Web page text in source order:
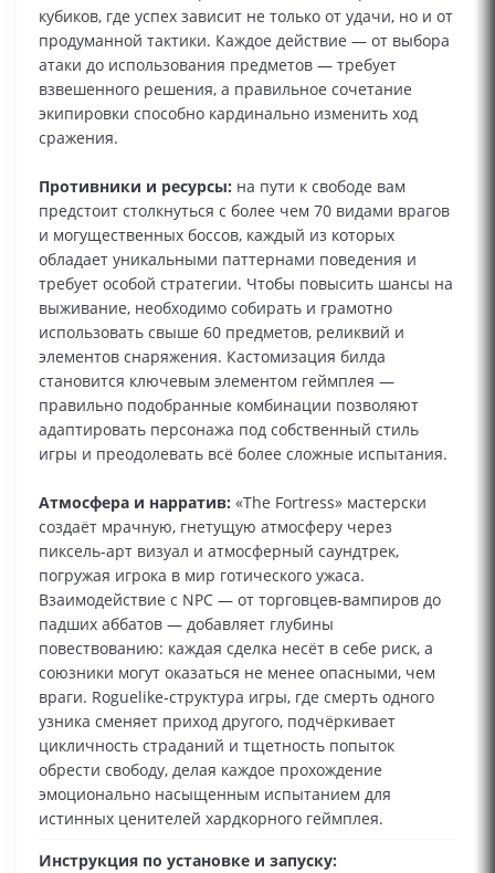
кубиков, где успех зависит не только от удачи, но и от
продуманной тактики. Каждое действие — от выбора
атаки до использования предметов — требует
взвешенного решения, а правильное сочетание
экипировки способно кардинально изменить ход
сражения.
Противники и ресурсы: на пути к свободе вам
предстоит столкнуться с более чем 70 видами врагов
и могущественных боссов, каждый из которых
обладает уникальными паттернами поведения и
требует особой стратегии. Чтобы повысить шансы на
выживание, необходимо собирать и грамотно
использовать свыше 60 предметов, реликвий и
элементов снаряжения. Кастомизация билда
становится ключевым элементом геймплея —
правильно подобранные комбинации позволяют
адаптировать персонажа под собственный стиль
игры и преодолевать всё более сложные испытания.
Атмосфера и нарратив: «The Fortress» мастерски
создаёт мрачную, гнетущую атмосферу через
пиксель-арт визуал и атмосферный саундтрек,
погружая игрока в мир готического ужаса.
Взаимодействие с NPC — от торговцев‑вампиров до
падших аббатов — добавляет глубины
повествованию: каждая сделка несёт в себе риск, а
союзники могут оказаться не менее опасными, чем
враги. Roguelike‑структура игры, где смерть одного
узника сменяет приход другого, подчёркивает
цикличность страданий и тщетность попыток
обрести свободу, делая каждое прохождение
эмоционально насыщенным испытанием для
истинных ценителей хардкорного геймплея.
Инструкция по установке и запуску: